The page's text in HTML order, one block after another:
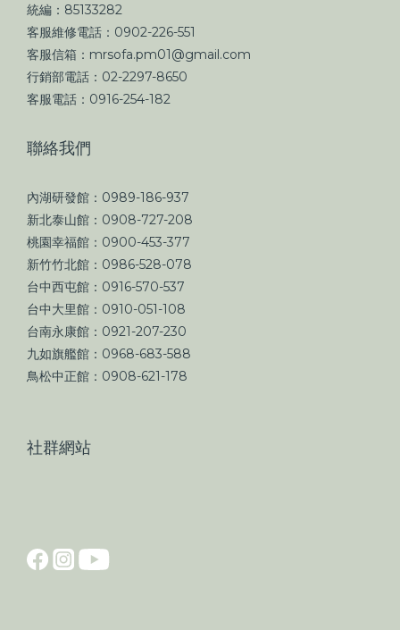
統編：85133282
客服維修電話：0902-226-551
客服信箱：mrsofa.pm01@gmail.com
行銷部電話：02-2297-8650
客服電話：0916-254-182
聯絡我們
內湖研發館：0989-186-937
新北泰山館：0908-727-208
桃園幸福館：0900-453-377
新竹竹北館：0986-528-078
台中西屯館：0916-570-537
台中大里館：0910-051-108
台南永康館：0921-207-230
九如旗艦館：0968-683-588
鳥松中正館：0908-621-178
社群網站